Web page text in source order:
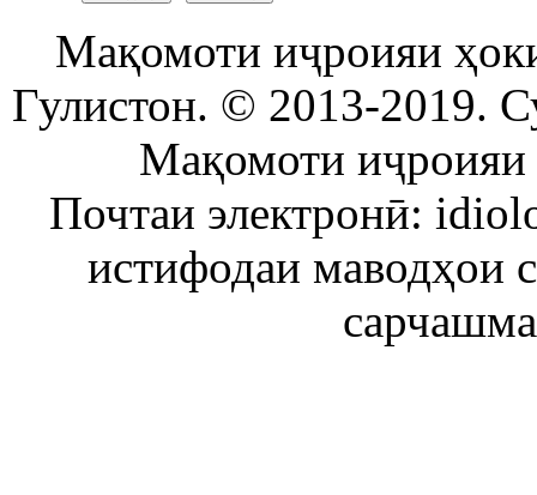
Мақомоти иҷроияи
Гулистон. © 2013-2019.
Мақомоти иҷроияи
Почтаи электронӣ:
истифодаи маводҳои